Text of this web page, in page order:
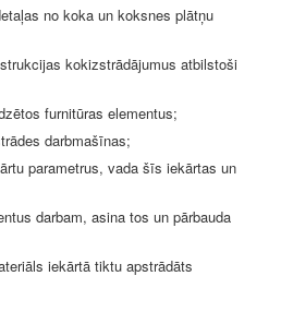
no koka un koksnes plātņu
kokizstrādājumus atbilstoši
furnitūras elementus;
darbmašīnas;
parametrus, vada šīs iekārtas un
darbam, asina tos un pārbauda
iekārtā tiktu apstrādāts